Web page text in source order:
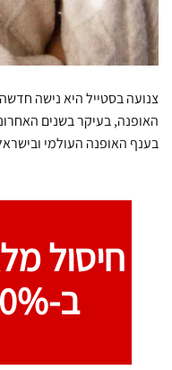
צנועה בסטייל היא נישה
האופנה, בעיקר בשנים
בענף האופנה העולמי
חיסול
ב-60% הנחה!!!